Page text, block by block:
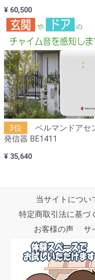
¥ 60,500
3位
ベルマンドアセ
発信器 BE1411
¥ 35,640
当サイトについ
特定商取引法に基づ
お客様の声
サ